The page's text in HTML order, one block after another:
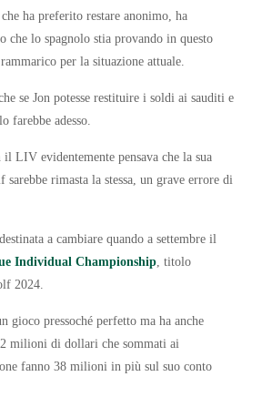
che ha preferito restare anonimo, ha
che lo spagnolo stia provando in questo
per la situazione attuale.
se Jon potesse restituire i soldi ai sauditi e
farebbe adesso.
LIV evidentemente pensava che la sua
rimasta la stessa, un grave errore di
a cambiare quando a settembre il
Individual Championship , titolo
2024.
gioco pressoché perfetto ma ha anche
milioni di dollari che sommati ai
fanno 38 milioni in più sul suo conto